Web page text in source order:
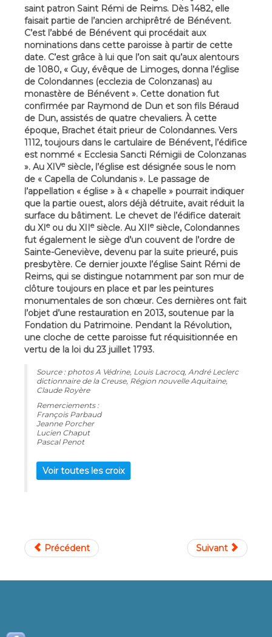
saint patron Saint Rémi de Reims. Dès 1482, elle
faisait partie de l’ancien archiprêtré de Bénévent.
C’est l’abbé de Bénévent qui procédait aux
nominations dans cette paroisse à partir de cette
date. C’est grâce à lui que l’on sait qu’aux alentours
de 1080, « Guy, évêque de Limoges, donna l’église
de Colondannes (ecclezia de Colonzanas) au
monastère de Bénévent ». Cette donation fut
confirmée par Raymond de Dun et son fils Béraud
de Dun, assistés de quatre chevaliers. À cette
époque, Brachet était prieur de Colondannes. Vers
1112, toujours dans le cartulaire de Bénévent, l’édifice
est nommé « Ecclesia Sancti Rémigii de Colonzanas
». Au XIVesiècle, l’église est désignée sous le nom
de « Capella de Colundanis ». Le passage de
l’appellation « église » à « chapelle » pourrait indiquer
que la partie ouest, alors déjà détruite, avait réduit la
surface du bâtiment. Le chevet de l’édifice daterait
du XI eou du XII esiècle. Au XII esiècle, Colondannes
fut également le siège d’un couvent de l’ordre de
Sainte-Geneviève, devenu par la suite prieuré, puis
presbytère. Ce dernier jouxte l’église Saint Rémi de
Reims, qui se distingue notamment par son mur de
clôture toujours en place et par les peintures
monumentales de son chœur. Ces dernières ont fait
l’objet d’une restauration en 2013, soutenue par la
Fondation du Patrimoine. Pendant la Révolution,
une cloche de cette paroisse fut réquisitionnée en
vertu de la loi du 23 juillet 1793.
Source : photos A Védrine, Louis Lacrocq, André Leclerc
dictionnaire de la Creuse, Région nouvelle Aquitaine,
Claude Royère
Remerciements :
François Parbaud
Jeanne Porcher
Lucien Chaput
Pascal Penot
Voir toutes les croix
Précédent Suivant